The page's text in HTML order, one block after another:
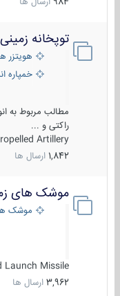
توپخانه زمینی
هویتزر ها
خمپاره
مطالب مربوط به
راکتی و ...
Artillery ...
1,842 ارسال ها
موشک های
موشک های
Launch Missile
3,962 ارسال ها